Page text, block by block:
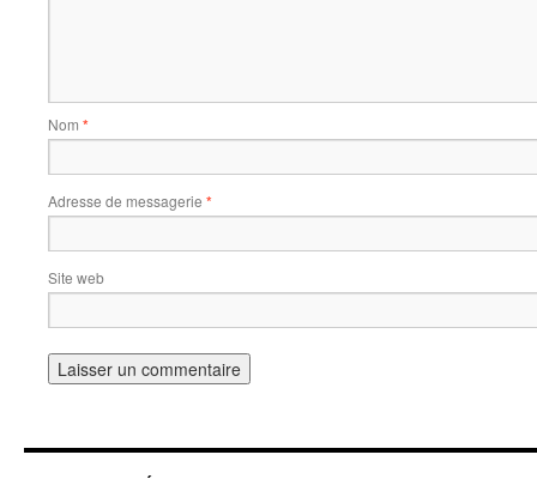
Nom *
Adresse de messagerie *
Site web